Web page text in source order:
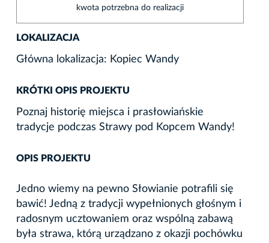
kwota potrzebna do realizacji
LOKALIZACJA
Główna lokalizacja: Kopiec Wandy
KRÓTKI OPIS PROJEKTU
Poznaj historię miejsca i prasłowiańskie
tradycje podczas Strawy pod Kopcem Wandy!
OPIS PROJEKTU
Jedno wiemy na pewno Słowianie potrafili się
bawić! Jedną z tradycji wypełnionych głośnym i
radosnym ucztowaniem oraz wspólną zabawą
była strawa, którą urządzano z okazji pochówku